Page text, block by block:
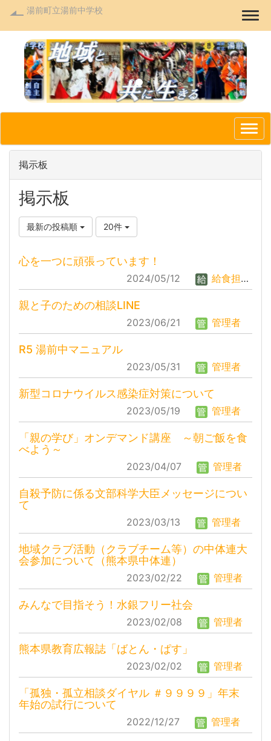
湯前町立湯前中学校
p
r
e
v
o
u
s
n
e
x
t
掲示板
掲示板
最新の投稿順 20件
心を一つに頑張っています！
2024/05/12 給食担当者
親と子のための相談LINE
2023/06/21 管理者
R5 湯前中マニュアル
2023/05/31 管理者
新型コロナウイルス感染症対策について
2023/05/19 管理者
「親の学び」オンデマンド講座 ～朝ご飯を食
べよう～
2023/04/07 管理者
自殺予防に係る文部科学大臣メッセージについ
て
2023/03/13 管理者
地域クラブ活動（クラブチーム等）の中体連大
会参加について（熊本県中体連）
2023/02/22 管理者
みんなで目指そう！水銀フリー社会
2023/02/08 管理者
熊本県教育広報誌「ばとん・ぱす」
2023/02/02 管理者
「孤独・孤立相談ダイヤル ＃９９９９」年末
年始の試行について
2022/12/27 管理者